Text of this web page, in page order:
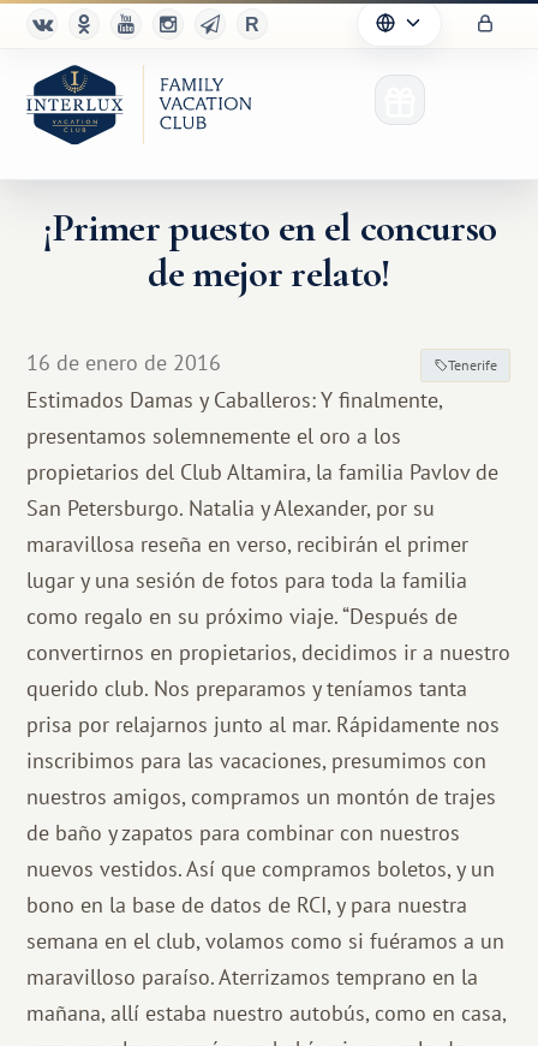
¡Primer puesto en el concurso
de mejor relato!
16 de enero de 2016 Tenerife
Estimados Damas y Caballeros: Y finalmente,
presentamos solemnemente el oro a los
propietarios del Club Altamira, la familia Pavlov de
San Petersburgo. Natalia y Alexander, por su
maravillosa reseña en verso, recibirán el primer
lugar y una sesión de fotos para toda la familia
como regalo en su próximo viaje. “Después de
convertirnos en propietarios, decidimos ir a nuestro
querido club. Nos preparamos y teníamos tanta
prisa por relajarnos junto al mar. Rápidamente nos
inscribimos para las vacaciones, presumimos con
nuestros amigos, compramos un montón de trajes
de baño y zapatos para combinar con nuestros
nuevos vestidos. Así que compramos boletos, y un
bono en la base de datos de RCI, y para nuestra
semana en el club, volamos como si fuéramos a un
maravilloso paraíso. Aterrizamos temprano en la
mañana, allí estaba nuestro autobús, como en casa,